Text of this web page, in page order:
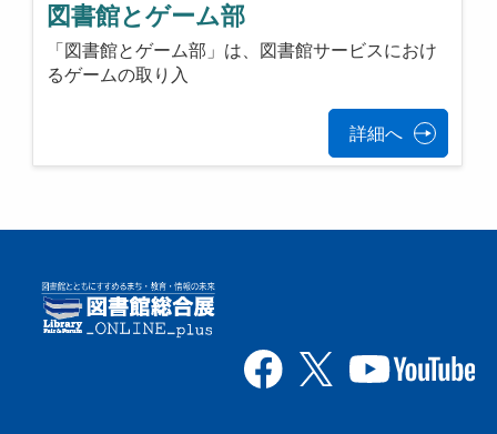
図書館とゲーム部
「図書館とゲーム部」は、図書館サービスにおけ
るゲームの取り入
詳細へ